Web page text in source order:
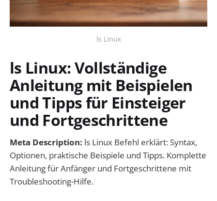
ls Linux
ls Linux: Vollständige
Anleitung mit Beispielen
und Tipps für Einsteiger
und Fortgeschrittene
Meta Description: ls Linux Befehl erklärt: Syntax,
Optionen, praktische Beispiele und Tipps. Komplette
Anleitung für Anfänger und Fortgeschrittene mit
Troubleshooting-Hilfe.